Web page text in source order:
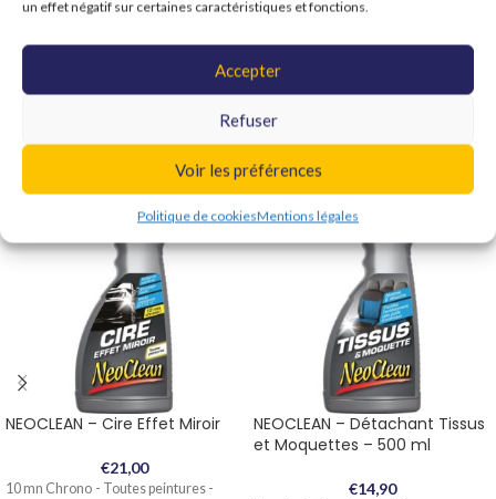
un effet négatif sur certaines caractéristiques et fonctions.
Accepter
Refuser
Voir les préférences
Politique de cookiesMentions légales
Shipping & Delivery
Produits similaires
NEOCLEAN – Cire Effet Miroir
€21,00
10 mn Chrono - Toutes peintures -
NEOCLEAN – Détachant Tissus
et Moquettes – 500 ml
€14,90